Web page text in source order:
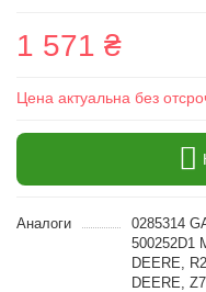
1 571 ₴
Цена актуальна без
Аналоги
0285314
500252D1
DEERE,
DEERE,